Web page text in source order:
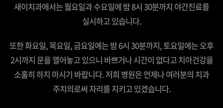
새이치과에서는월요일과 수요일에 밤 8시 30분까지 야간진료를
실시하고 있습니다.
또한 화요일, 목요일, 금요일에는 밤 6시 30분까지, 토요일에는오후
2시까지 문을 열어놓고 있으니 바쁘거나 시간이 없다고치아건강을
소홀히 하지 마시기 바랍니다.저희 병원은 언제나 여러분의 치과
주치의로써 자리를 지키고 있겠습니다.